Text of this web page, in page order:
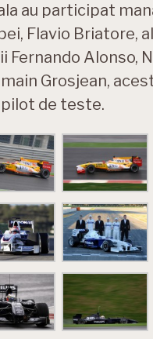
au participat
Flavio Briatore,
Fernando Alonso,
Grosjean,
de teste.